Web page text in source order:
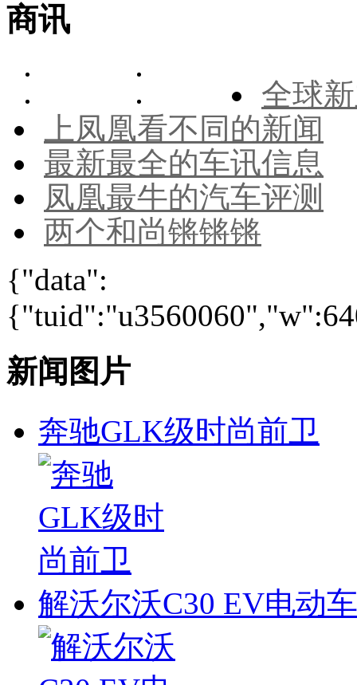
商讯
全球
上凤凰看不同的新闻
最新最全的车讯信息
凤凰最牛的汽车评测
两个和尚锵锵锵
{"data":
新闻图片
奔驰GLK级时尚前卫
解沃尔沃C30 EV电动车